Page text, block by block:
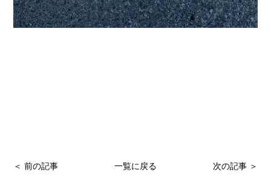
＜ 前の記事 一覧に戻る 次の記事 ＞